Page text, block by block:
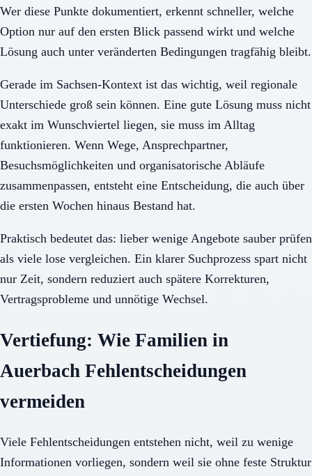
Wer diese Punkte dokumentiert, erkennt schneller, welche
Option nur auf den ersten Blick passend wirkt und welche
Lösung auch unter veränderten Bedingungen tragfähig bleibt.
Gerade im Sachsen-Kontext ist das wichtig, weil regionale
Unterschiede groß sein können. Eine gute Lösung muss nicht
exakt im Wunschviertel liegen, sie muss im Alltag
funktionieren. Wenn Wege, Ansprechpartner,
Besuchsmöglichkeiten und organisatorische Abläufe
zusammenpassen, entsteht eine Entscheidung, die auch über
die ersten Wochen hinaus Bestand hat.
Praktisch bedeutet das: lieber wenige Angebote sauber prüfen
als viele lose vergleichen. Ein klarer Suchprozess spart nicht
nur Zeit, sondern reduziert auch spätere Korrekturen,
Vertragsprobleme und unnötige Wechsel.
Vertiefung: Wie Familien in
Auerbach Fehlentscheidungen
vermeiden
Viele Fehlentscheidungen entstehen nicht, weil zu wenige
Informationen vorliegen, sondern weil sie ohne feste Struktur